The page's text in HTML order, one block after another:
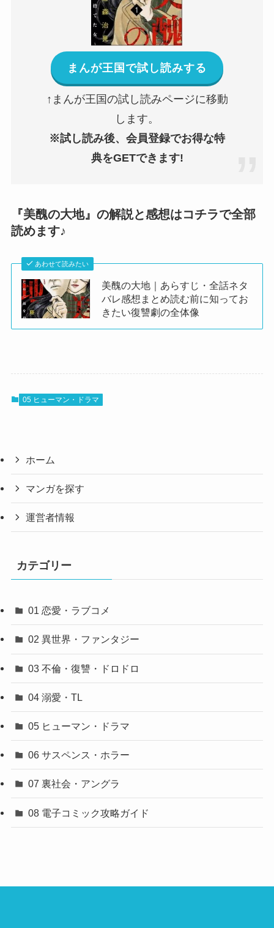
まんが王国で試し読みする
↑まんが王国の試し読みページに移動
します。
※試し読み後、会員登録でお得な特
典をGETできます!
『美醜の大地』の解説と感想はコチラで全部
読めます♪
あわせて読みたい
美醜の大地｜あらすじ・全話ネタ
バレ感想まとめ読む前に知ってお
きたい復讐劇の全体像
05 ヒューマン・ドラマ
ホーム
マンガを探す
運営者情報
カテゴリー
01 恋愛・ラブコメ
02 異世界・ファンタジー
03 不倫・復讐・ドロドロ
04 溺愛・TL
05 ヒューマン・ドラマ
06 サスペンス・ホラー
07 裏社会・アングラ
08 電子コミック攻略ガイド